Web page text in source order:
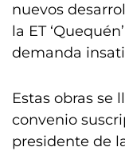
nuevos
la ET
demanda
Estas obras se
convenio
presidente de